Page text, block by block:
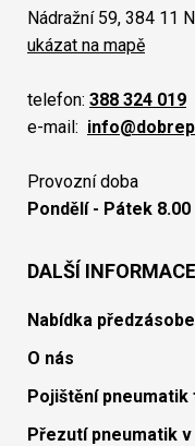
Nádražní 59, 384 11
ukázat na mapě
telefon: 388 324 019
e-mail:
Provozní doba
Pondělí - Pátek 8.00
DALŠÍ INFORMACE
Nabídka
O nás
Pojištění pneumatik
Přezutí pneumatik